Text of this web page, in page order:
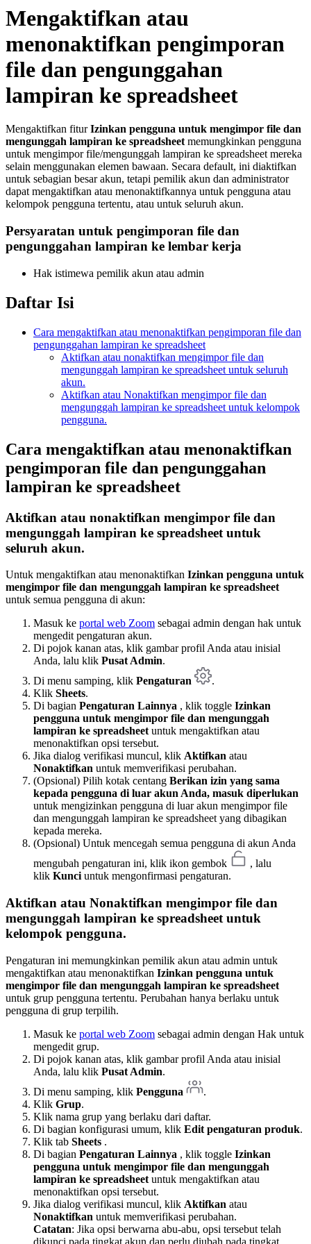
Mengaktifkan atau
menonaktifkan pengimporan
file dan pengunggahan
lampiran ke spreadsheet
Mengaktifkan fiturIzinkan pengguna untuk mengimpor file dan
mengunggah lampiran ke spreadsheetmemungkinkan pengguna
untuk mengimpor file/mengunggah lampiran ke spreadsheet mereka
selain menggunakan elemen bawaan. Secara default, ini diaktifkan
untuk sebagian besar akun, tetapi pemilik akun dan administrator
dapat mengaktifkan atau menonaktifkannya untuk pengguna atau
kelompok pengguna tertentu, atau untuk seluruh akun.
Persyaratan untuk pengimporan file dan
pengunggahan lampiran ke lembar kerja
Hak istimewa pemilik akun atau admin
Daftar Isi
Cara mengaktifkan atau menonaktifkan pengimporan file dan
pengunggahan lampiran ke spreadsheet
Aktifkan atau nonaktifkan mengimpor file dan
mengunggah lampiran ke spreadsheet untuk seluruh
akun.
Aktifkan atau Nonaktifkan mengimpor file dan
mengunggah lampiran ke spreadsheet untuk kelompok
pengguna.
Cara mengaktifkan atau menonaktifkan
pengimporan file dan pengunggahan
lampiran ke spreadsheet
Aktifkan atau nonaktifkan mengimpor file dan
mengunggah lampiran ke spreadsheet untuk
seluruh akun.
Untuk mengaktifkan atau menonaktifkan Izinkan pengguna untuk
mengimpor file dan mengunggah lampiran ke spreadsheet
untuk semua pengguna di akun:
Masuk ke portal web Zoom sebagai admin dengan hak untuk
mengedit pengaturan akun.
Di pojok kanan atas, klik gambar profil Anda atau inisial
Anda, lalu klik Pusat Admin.
Di menu samping, klik Pengaturan
.
Klik Sheets.
Di bagian Pengaturan Lainnya , klik toggle Izinkan
pengguna untuk mengimpor file dan mengunggah
lampiran ke spreadsheet untuk mengaktifkan atau
menonaktifkan opsi tersebut.
Jika dialog verifikasi muncul, klik Aktifkan atau
Nonaktifkan untuk memverifikasi perubahan.
(Opsional) Pilih kotak centang Berikan izin yang sama
kepada pengguna di luar akun Anda, masuk diperlukan
untuk mengizinkan pengguna di luar akun mengimpor file
dan mengunggah lampiran ke spreadsheet yang dibagikan
kepada mereka.
(Opsional) Untuk mencegah semua pengguna di akun Anda
mengubah pengaturan ini, klik ikon gembok
, lalu
klik Kunci untuk mengonfirmasi pengaturan.
Aktifkan atau Nonaktifkan mengimpor file dan
mengunggah lampiran ke spreadsheet untuk
kelompok pengguna.
Pengaturan ini memungkinkan pemilik akun atau admin untuk
mengaktifkan atau menonaktifkan Izinkan pengguna untuk
mengimpor file dan mengunggah lampiran ke spreadsheet
untuk grup pengguna tertentu. Perubahan hanya berlaku untuk
pengguna di grup terpilih.
Masuk ke portal web Zoom sebagai admin dengan Hak untuk
mengedit grup.
Di pojok kanan atas, klik gambar profil Anda atau inisial
Anda, lalu klik Pusat Admin.
Di menu samping, klik Pengguna
.
Klik Grup.
Klik nama grup yang berlaku dari daftar.
Di bagian konfigurasi umum, klik Edit pengaturan produk.
Klik tab Sheets .
Di bagian Pengaturan Lainnya , klik toggle Izinkan
pengguna untuk mengimpor file dan mengunggah
lampiran ke spreadsheet untuk mengaktifkan atau
menonaktifkan opsi tersebut.
Jika dialog verifikasi muncul, klik Aktifkan atau
Nonaktifkan untuk memverifikasi perubahan.
Catatan: Jika opsi berwarna abu-abu, opsi tersebut telah
dikunci pada tingkat akun dan perlu diubah pada tingkat